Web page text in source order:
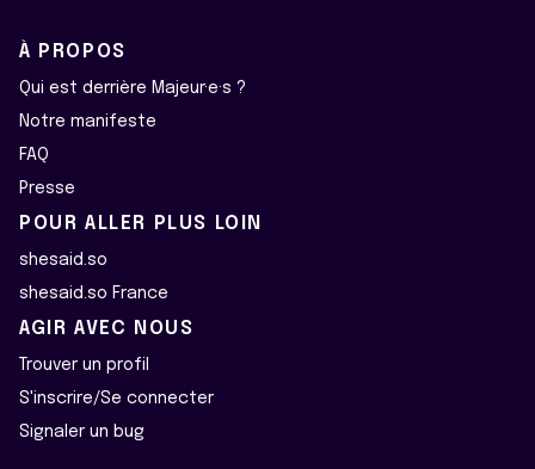
À PROPOS
Qui est derrière Majeur·e·s ?
Notre manifeste
FAQ
Presse
POUR ALLER PLUS LOIN
shesaid.so
shesaid.so France
AGIR AVEC NOUS
Trouver un profil
S'inscrire/Se connecter
Signaler un bug